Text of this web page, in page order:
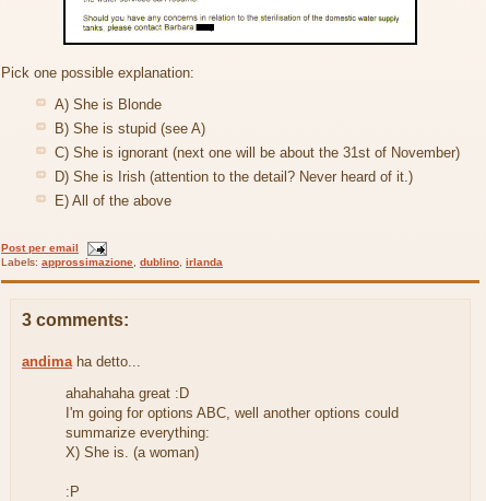
Pick one possible explanation:
A) She is Blonde
B) She is stupid (see A)
C) She is ignorant (next one will be about the 31st of November)
D) She is Irish (attention to the detail? Never heard of it.)
E) All of the above
Post per email
Labels: approssimazione dublino irlanda
3 comments:
andima ha detto...
ahahahaha great :D
I'm going for options ABC, well another options could
summarize everything:
X) She is. (a woman)
:P